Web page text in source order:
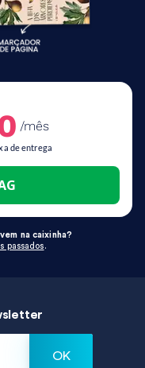
/mês
de entrega
na caixinha?
passados.
OK